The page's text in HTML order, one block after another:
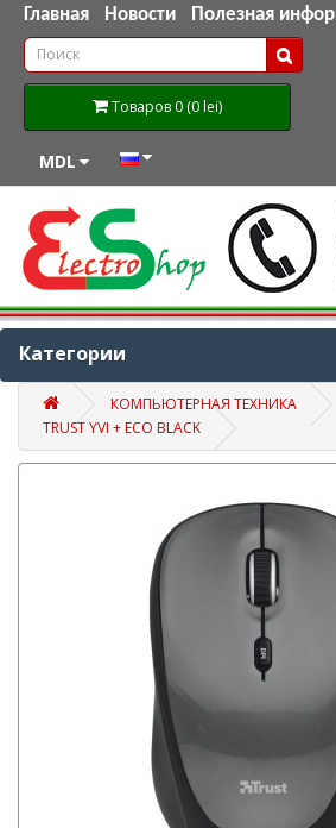
Главная Новости Полезная
Товаров 0 (0 lei)
MDL
Категории
КОМПЬЮТЕРНАЯ ТЕХНИКА
TRUST YVI + ECO BLACK